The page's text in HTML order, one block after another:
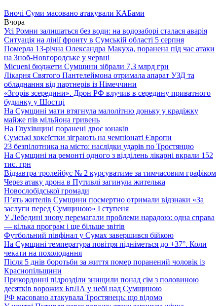
Вночі Суми масовано атакували КАБами
Вчора
Усі Ромни залишаться без води: на водозаборі сталася аварія
Ситуація на лінії фронту в Сумській області 5 серпня
Померла 13-річна Олександра Макуха, поранена під час атаки
на Зноб-Новгородське у червні
Місцеві бюджети Сумщини зібрали 7,3 млрд грн
Лікарня Святого Пантелеймона отримала апарат УЗД та
обладнання від партнерів із Німеччини
«Згорів зсередини». Дрон РФ влучив в середину приватного
будинку у Шостці
На Сумщині мати втягнула малолітню доньку у крадіжку
майже пів мільйона гривень
На Глухівщині поранені двоє юнаків
Сумські хокеїстки зіграють на чемпіонаті Європи
23 безпілотника на місто: наслідки ударів по Тростянцю
На Сумщині на ремонті одного з відділень лікарні вкрали 152
тис. грн
Відзавтра тролейбус № 2 курсуватиме за тимчасовим графіком
Через атаку дрона в Путивлі загинула жителька
Новослобідської громади
П’ять жителів Сумщини посмертно отримали відзнаки «За
заслуги перед Сумщиною» І ступеня
У Лебедині знову перемагали проблеми нарадою: одна справа
— кілька програм і ще більше звітів
Футбольний півфінал у Сумах завершився бійкою
На Сумщині температура повітря підніметься до +37°. Коли
чекати на похолодання
Після 5 днів боротьби за життя помер поранений чоловік із
Краснопільщини
Прикордонні підрозділи знищили понад сім з половиною
десятків ворожих БпЛА у небі над Сумщиною
РФ масовано атакувала Тростянець: що відомо